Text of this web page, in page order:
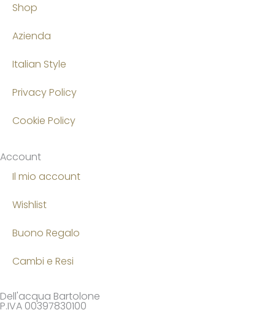
Shop
Azienda
Italian Style
Privacy Policy
Cookie Policy
Account
Il mio account
Wishlist
Buono Regalo
Cambi e Resi
Dell'acqua Bartolone
P.IVA 00397830100